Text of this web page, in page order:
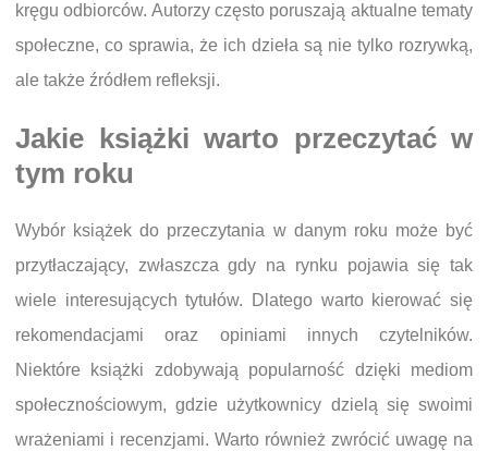
kręgu odbiorców. Autorzy często poruszają aktualne tematy
społeczne, co sprawia, że ich dzieła są nie tylko rozrywką,
ale także źródłem refleksji.
Jakie książki warto przeczytać w
tym roku
Wybór książek do przeczytania w danym roku może być
przytłaczający, zwłaszcza gdy na rynku pojawia się tak
wiele interesujących tytułów. Dlatego warto kierować się
rekomendacjami oraz opiniami innych czytelników.
Niektóre książki zdobywają popularność dzięki mediom
społecznościowym, gdzie użytkownicy dzielą się swoimi
wrażeniami i recenzjami. Warto również zwrócić uwagę na